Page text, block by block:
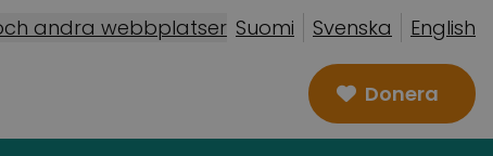
andra webbplatser Suomi Svenska English
Donera